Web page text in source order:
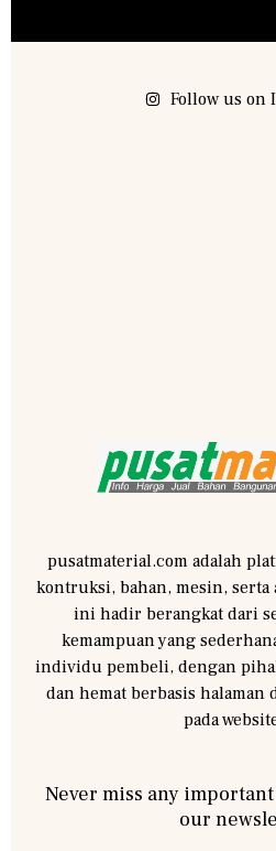
Follow us on
pusatmaterial.com adalah
kontruksi, bahan, mesin, serta
ini hadir berangkat dari
kemampuan yang
individu pembeli, dengan
dan hemat berbasis halaman
pada
Never miss any
our